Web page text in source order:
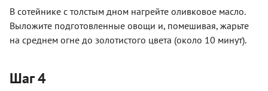
В сотейнике с толстым дном нагрейте оливковое масло.
Выложите подготовленные овощи и, помешивая, жарьте
на среднем огне до золотистого цвета (около 10 минут).
Шаг 4